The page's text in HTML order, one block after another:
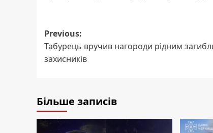
Post
navigation
Previous:
Табурець вручив нагороди рідним
захисників
Більше записів